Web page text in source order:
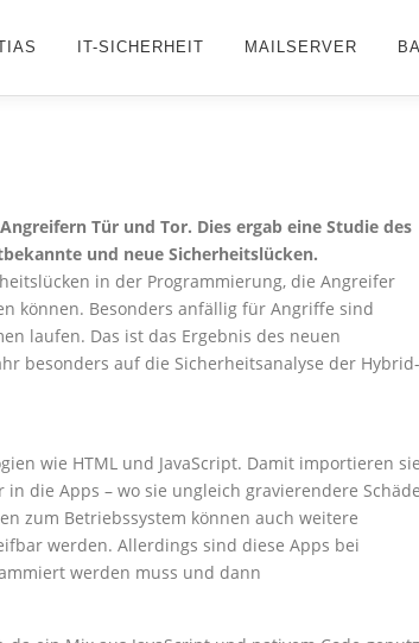
IT-SICHERHEIT MAILSERVER
Tür und Tor. Dies ergab eine Studie des
und neue Sicherheitslücken.
in der Programmierung, die Angreifer
können. Besonders anfällig für Angriffe sind
laufen. Das ist das Ergebnis des neuen
besonders auf die Sicherheitsanalyse der Hybrid-
wie HTML und JavaScript. Damit importieren sie
die Apps – wo sie ungleich gravierendere
zum Betriebssystem können auch weitere
werden. Allerdings sind diese Apps bei
werden muss und dann